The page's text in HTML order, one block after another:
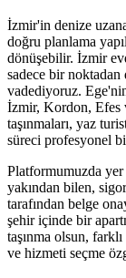
İzmir'in denize
doğru planlama
dönüşebilir. İzmir
sadece bir noktadan
vadediyoruz.
İzmir, Kordon, Efes
taşınmaları, yaz
süreci profesyonel
Platformumuzda
yakından bilen,
tarafından belge
şehir içinde bir
taşınma olsun,
ve hizmeti seçme